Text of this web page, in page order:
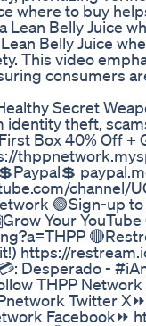
where to buy
Lean Belly Juice
Belly Juice
This video
consumers
Secret
theft,
Box 40% Off
channel/
🟢Sign-up
Your
https://
Desperado -
THPP
Twitter
Facebook⏩